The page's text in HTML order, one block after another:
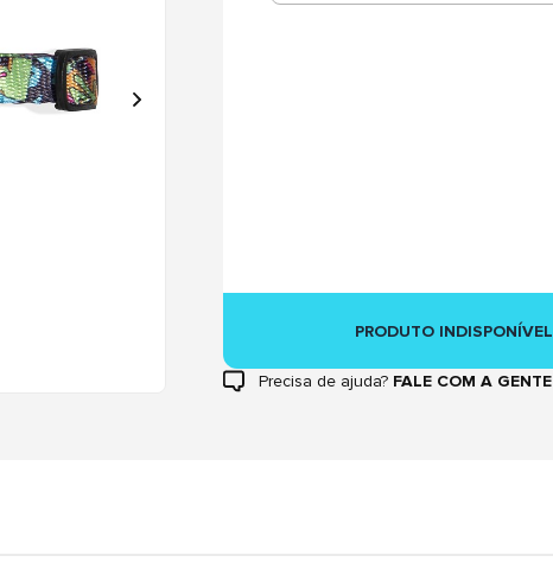
PRODUTO INDISPONÍVEL
Precisa de ajuda? FALE COM A GENTE